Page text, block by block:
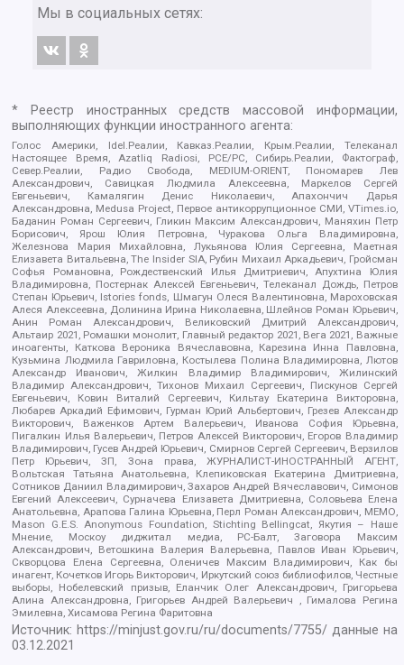
Мы в социальных сетях:
* Реестр иностранных средств массовой информации,
выполняющих функции иностранного агента:
Голос Америки, Idel.Реалии, Кавказ.Реалии, Крым.Реалии, Телеканал
Настоящее Время, Azatliq Radiosi, PCE/PC, Сибирь.Реалии, Фактограф,
Север.Реалии, Радио Свобода, MEDIUM-ORIENT, Пономарев Лев
Александрович, Савицкая Людмила Алексеевна, Маркелов Сергей
Евгеньевич, Камалягин Денис Николаевич, Апахончич Дарья
Александровна, Medusa Project, Первое антикоррупционное СМИ, VTimes.io,
Баданин Роман Сергеевич, Гликин Максим Александрович, Маняхин Петр
Борисович, Ярош Юлия Петровна, Чуракова Ольга Владимировна,
Железнова Мария Михайловна, Лукьянова Юлия Сергеевна, Маетная
Елизавета Витальевна, The Insider SIA, Рубин Михаил Аркадьевич, Гройсман
Софья Романовна, Рождественский Илья Дмитриевич, Апухтина Юлия
Владимировна, Постернак Алексей Евгеньевич, Телеканал Дождь, Петров
Степан Юрьевич, Istories fonds, Шмагун Олеся Валентиновна, Мароховская
Алеся Алексеевна, Долинина Ирина Николаевна, Шлейнов Роман Юрьевич,
Анин Роман Александрович, Великовский Дмитрий Александрович,
Альтаир 2021, Ромашки монолит, Главный редактор 2021, Вега 2021, Важные
иноагенты, Каткова Вероника Вячеславовна, Карезина Инна Павловна,
Кузьмина Людмила Гавриловна, Костылева Полина Владимировна, Лютов
Александр Иванович, Жилкин Владимир Владимирович, Жилинский
Владимир Александрович, Тихонов Михаил Сергеевич, Пискунов Сергей
Евгеньевич, Ковин Виталий Сергеевич, Кильтау Екатерина Викторовна,
Любарев Аркадий Ефимович, Гурман Юрий Альбертович, Грезев Александр
Викторович, Важенков Артем Валерьевич, Иванова София Юрьевна,
Пигалкин Илья Валерьевич, Петров Алексей Викторович, Егоров Владимир
Владимирович, Гусев Андрей Юрьевич, Смирнов Сергей Сергеевич, Верзилов
Петр Юрьевич, ЗП, Зона права, ЖУРНАЛИСТ-ИНОСТРАННЫЙ АГЕНТ,
Вольтская Татьяна Анатольевна, Клепиковская Екатерина Дмитриевна,
Сотников Даниил Владимирович, Захаров Андрей Вячеславович, Симонов
Евгений Алексеевич, Сурначева Елизавета Дмитриевна, Соловьева Елена
Анатольевна, Арапова Галина Юрьевна, Перл Роман Александрович, МЕМО,
Mason G.E.S. Anonymous Foundation, Stichting Bellingcat, Якутия – Наше
Мнение, Москоу диджитал медиа, РС-Балт, Заговора Максим
Александрович, Ветошкина Валерия Валерьевна, Павлов Иван Юрьевич,
Скворцова Елена Сергеевна, Оленичев Максим Владимирович, Как бы
инагент, Кочетков Игорь Викторович, Иркутский союз библиофилов, Честные
выборы, Нобелевский призыв, Еланчик Олег Александрович, Григорьева
Алина Александровна, Григорьев Андрей Валерьевич , Гималова Регина
Эмилевна, Хисамова Регина Фаритовна
Источник:https://minjust.gov.ru/ru/documents/7755/ данные на
03.12.2021